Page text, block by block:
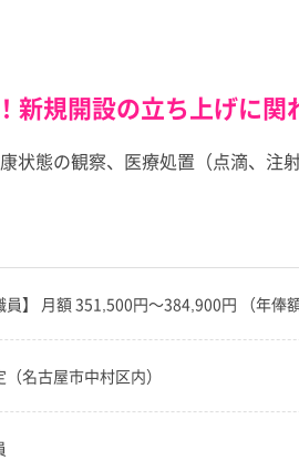
新規開設の立ち上げに関
状態の観察、医療処置（点滴、注
員】 月額 351,500円～384,900円 （年
名古屋市中村区内）